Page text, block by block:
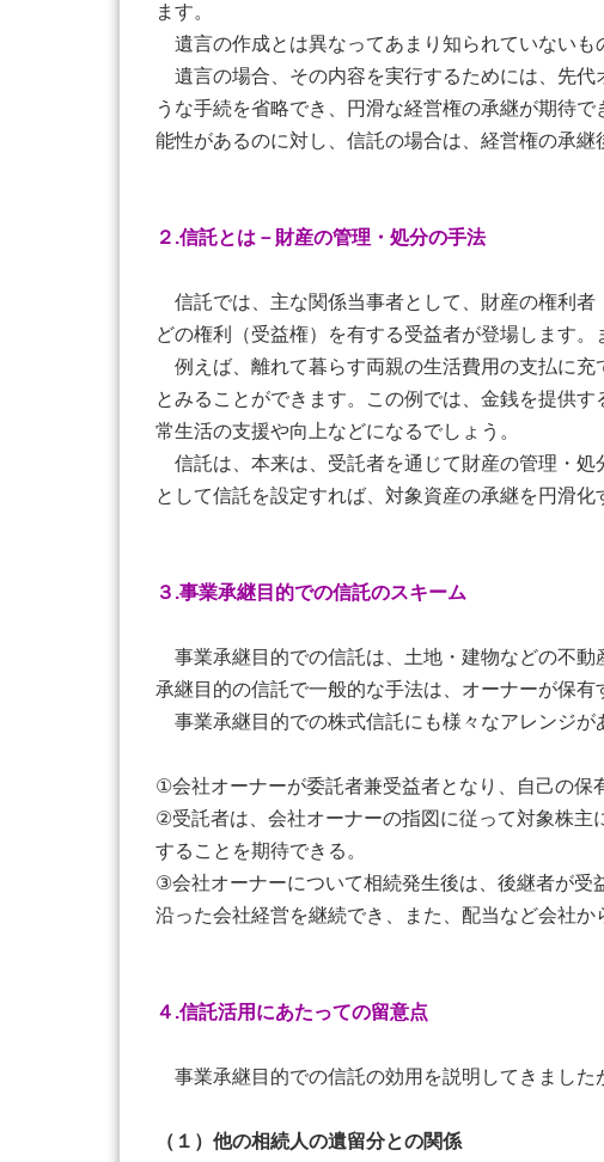
ます。
遺言の作成とは異なってあまり知られていないも
遺言の場合、その内容を実行するためには、先代
うな手続を省略でき、円滑な経営権の承継が期待
能性があるのに対し、信託の場合は、経営権の承
２.信託とは－財産の管理・処分の手法
信託では、主な関係当事者として、財産の権利者
どの権利（受益権）を有する受益者が登場します
例えば、離れて暮らす両親の生活費用の支払に充
とみることができます。この例では、金銭を提供
常生活の支援や向上などになるでしょう。
信託は、本来は、受託者を通じて財産の管理・処
として信託を設定すれば、対象資産の承継を円滑化
３.事業承継目的での信託のスキーム
事業承継目的での信託は、土地・建物などの不動
承継目的の信託で一般的な手法は、オーナーが保
事業承継目的での株式信託にも様々なアレンジが
①会社オーナーが委託者兼受益者となり、自己の保
②受託者は、会社オーナーの指図に従って対象株主
することを期待できる。
③会社オーナーについて相続発生後は、後継者が受
沿った会社経営を継続でき、また、配当など会社か
４.信託活用にあたっての留意点
事業承継目的での信託の効用を説明してきました
（１）他の相続人の遺留分との関係